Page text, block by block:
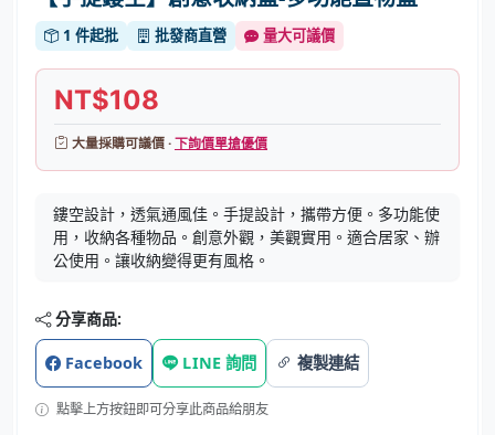
1 件起批 批發商直營 量大可議價
NT$108
大量採購可議價 ·下詢價單搶優價
鏤空設計，透氣通風佳。手提設計，攜帶方便。多功能使
用，收納各種物品。創意外觀，美觀實用。適合居家、辦
公使用。讓收納變得更有風格。
分享商品:
Facebook LINE 詢問 複製連結
點擊上方按鈕即可分享此商品給朋友